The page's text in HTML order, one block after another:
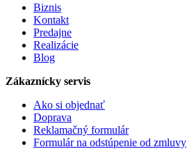
Biznis
Kontakt
Predajne
Realizácie
Blog
Zákaznícky servis
Ako si objednať
Doprava
Reklamačný formulár
Formulár na odstúpenie od zmluvy